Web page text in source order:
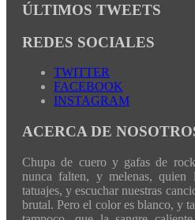
ÚLTIMOS TWEETS
REDES SOCIALES
TWITTER
FACEBOOK
INSTAGRAM
ACERCA DE
Chupa de cuero y gafas de
nunca falten, y melenas, quien
tatuajes, y escuchar nuestras
brutal. Pero el color es blanco, y